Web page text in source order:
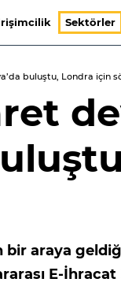
Sektörler
buluştu, Londra için
araya
E-